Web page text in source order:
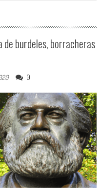
burdeles, borracheras
0